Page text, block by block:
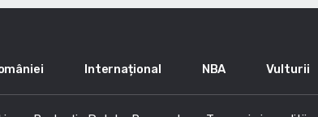
Internațional NBA Vulturii